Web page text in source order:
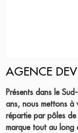
AGENCE
Présents dans le
ans, nous mettons à
répartie par pôles de
marque tout au long